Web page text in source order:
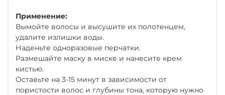
Применение:
Вымойте волосы и высушите их полотенцем,
удалите излишки воды.
Наденьте одноразовые перчатки.
Размешайте маску в миске и нанесите крем
кистью.
Оставьте на 3-15 минут в зависимости от
пористости волос и глубины тона, которую нужно